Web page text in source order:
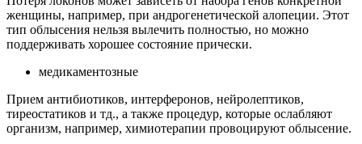
женщины, например, при андрогенетической алопеции. Этот
тип облысения нельзя вылечить полностью, но можно
поддерживать хорошее состояние прически.
медикаментозные
Прием антибиотиков, интерферонов, нейролептиков,
тиреостатиков и тд., а также процедур, которые ослабляют
организм, например, химиотерапии провоцируют облысение.